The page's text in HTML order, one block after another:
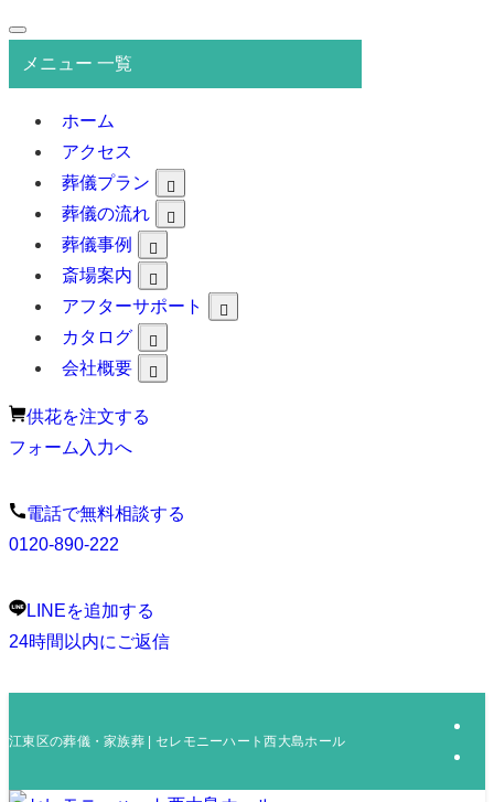
メニュー 一覧
ホーム
アクセス
葬儀プラン
葬儀の流れ
葬儀事例
斎場案内
アフターサポート
カタログ
会社概要
供花を注文する
フォーム入力へ
電話で無料相談する
0120-890-222
LINEを追加する
24時間以内にご返信
江東区の葬儀・家族葬 | セレモニーハート西大島ホール